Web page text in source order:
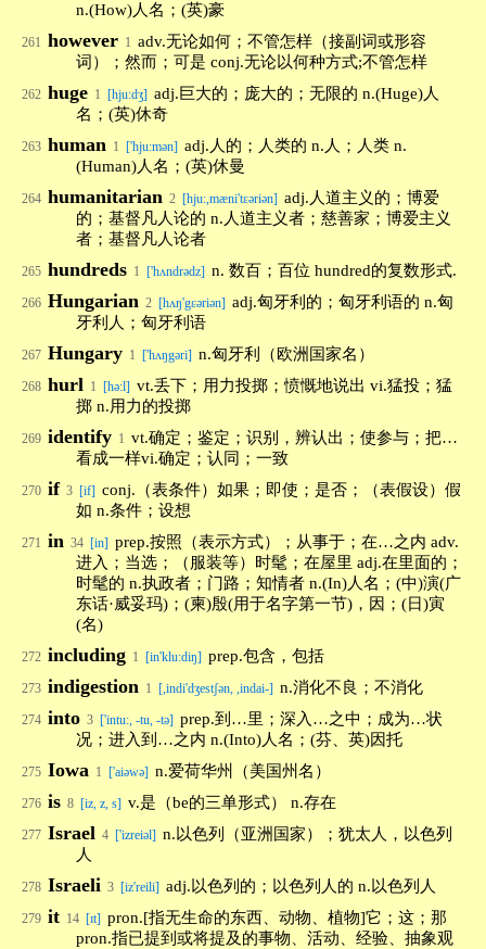
n.(How)人名；(英)豪
261 however 1 adv.无论如何；不管怎样（接副词或形容
词）；然而；可是 conj.无论以何种方式;不管怎样
262 huge 1 [hju:dʒ] adj.巨大的；庞大的；无限的 n.(Huge)人
名；(英)休奇
263 human 1 ['hju:mən] adj.人的；人类的 n.人；人类 n.
(Human)人名；(英)休曼
264 humanitarian 2 [hju:,mæni'tεəriən] adj.人道主义的；博爱
的；基督凡人论的 n.人道主义者；慈善家；博爱主义
者；基督凡人论者
265 hundreds 1 ['hʌndrədz] n. 数百；百位 hundred的复数形式.
266 Hungarian 2 [hʌŋ'gεəriən] adj.匈牙利的；匈牙利语的 n.匈
牙利人；匈牙利语
267 Hungary 1 ['hʌŋgəri] n.匈牙利（欧洲国家名）
268 hurl 1 [hə:l] vt.丢下；用力投掷；愤慨地说出 vi.猛投；猛
掷 n.用力的投掷
269 identify 1 vt.确定；鉴定；识别，辨认出；使参与；把…
看成一样vi.确定；认同；一致
270 if 3 [if] conj.（表条件）如果；即使；是否；（表假设）假
如 n.条件；设想
271 in 34 [in] prep.按照（表示方式）；从事于；在…之内 adv.
进入；当选；（服装等）时髦；在屋里 adj.在里面的；
时髦的 n.执政者；门路；知情者 n.(In)人名；(中)演(广
东话·威妥玛)；(柬)殷(用于名字第一节)，因；(日)寅
(名)
272 including 1 [in'klu:diŋ] prep.包含，包括
273 indigestion 1 [,indi'dʒestʃən, ,indai-] n.消化不良；不消化
274 into 3 ['intu:, -tu, -tə] prep.到…里；深入…之中；成为…状
况；进入到…之内 n.(Into)人名；(芬、英)因托
275 Iowa 1 ['aiəwə] n.爱荷华州（美国州名）
276 is 8 [iz, z, s] v.是（be的三单形式） n.存在
277 Israel 4 ['izreiəl] n.以色列（亚洲国家）；犹太人，以色列
人
278 Israeli 3 [iz'reili] adj.以色列的；以色列人的 n.以色列人
279 it 14 [ɪt] pron.[指无生命的东西、动物、植物]它；这；那
pron.指已提到或将提及的事物、活动、经验、抽象观